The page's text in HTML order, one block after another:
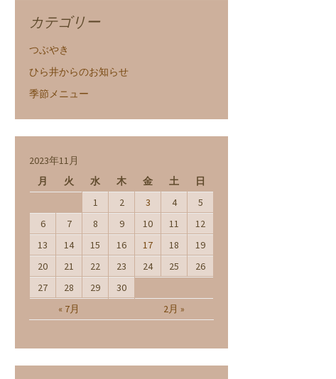
カテゴリー
つぶやき
ひら井からのお知らせ
季節メニュー
2023年11月
月
火 水 木 金 土 日
« 7月 2月 »
1 2 3 4
5
6
7 8 9 10 11
12
13
14 15 16 17 18
19
20
21 22 23 24 25
26
27
28 29 30